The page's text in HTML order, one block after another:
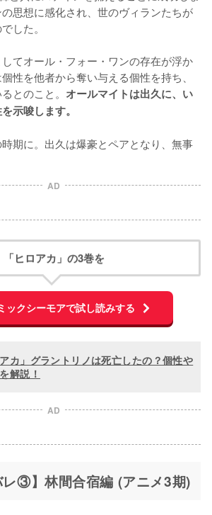
思想に感化され、世のヴィランたちが
した。
てオール・フォー・ワンの存在が浮か
性を他者から奪い与える個性を持ち、
とのこと。 オールマイトは出久に、い
示唆します。
期に。出久は爆豪とペアとなり、無事
AD
「ヒロアカ」の3巻を
ックシーモアで試し読みする
アカ」グラントリノは死亡したの？個性や
解説！
AD
レ③】林間合宿編 (アニメ3期)